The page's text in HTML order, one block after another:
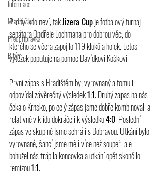
Informace
Mladší žáci
Předpřípravka
B tým
Pro ty, kdo neví, tak Jizera Cup je fotbalový turnaj
senátora Ondřeje Lochmana pro dobrou věc, do
kterého se včera zapojilo 119 kluků a holek. Letos
výtěžek poputuje na pomoc Davídkovi Koškovi.
První zápas s Hradištěm byl vyrovnaný a tomu i
odpovídal závěrečný výsledek 1:1. Druhý zapas na nás
čekalo Krnsko, po celý zápas jsme dobře kombinovali a
relativně v klidu dokráčeli k výsledku 4:0. Poslední
zápas ve skupině jsme sehráli s Dobravou. Utkání bylo
vyrovnané, šancí jsme měli více než soupeř, ale
bohužel nás trápila koncovka a utkání opět skončilo
remízou 1:1.